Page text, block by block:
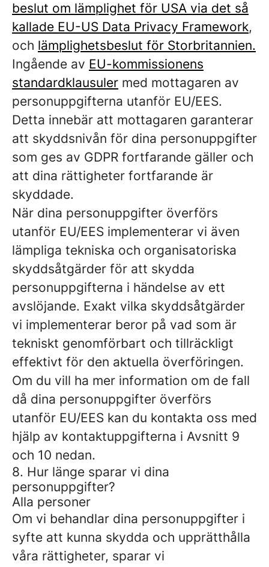
beslut om lämplighet för USA via det så
kallade EU-US Data Privacy Framework,
och lämplighetsbeslut för Storbritannien.
Ingående av EU-kommissionens
standardklausuler med mottagaren av
personuppgifterna utanför EU/EES.
Detta innebär att mottagaren garanterar
att skyddsnivån för dina personuppgifter
som ges av GDPR fortfarande gäller och
att dina rättigheter fortfarande är
skyddade.
När dina personuppgifter överförs
utanför EU/EES implementerar vi även
lämpliga tekniska och organisatoriska
skyddsåtgärder för att skydda
personuppgifterna i händelse av ett
avslöjande. Exakt vilka skyddsåtgärder
vi implementerar beror på vad som är
tekniskt genomförbart och tillräckligt
effektivt för den aktuella överföringen.
Om du vill ha mer information om de fall
då dina personuppgifter överförs
utanför EU/EES kan du kontakta oss med
hjälp av kontaktuppgifterna i Avsnitt 9
och 10 nedan.
8. Hur länge sparar vi dina
personuppgifter?
Alla personer
Om vi ​​behandlar dina personuppgifter i
syfte att kunna skydda och upprätthålla
våra rättigheter, sparar vi